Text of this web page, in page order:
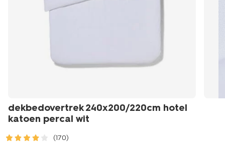
dekbedovertrek 240x200/220cm hotel
katoen percal wit
(170)